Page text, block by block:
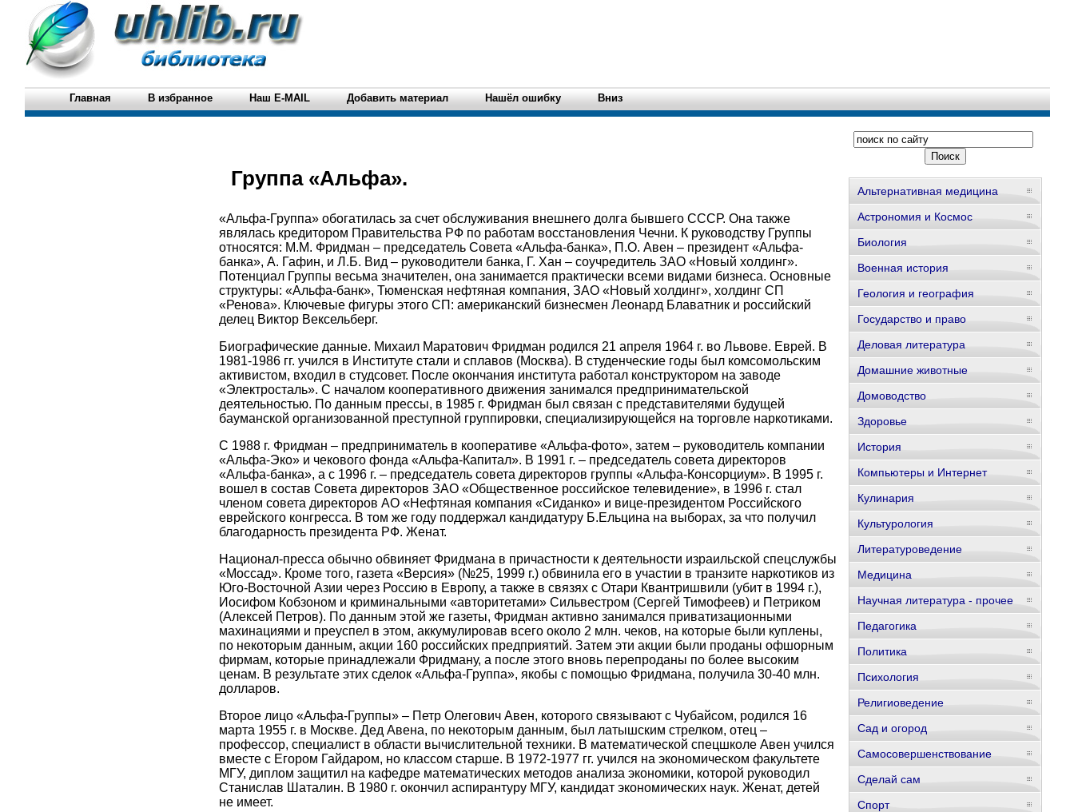
Главная В избранное Наш E-MAIL Добавить материал Нашёл ошибку Вниз
Группа «Альфа».
«Альфа-Группа» обогатилась за счет обслуживания внешнего долга бывшего СССР. Она также
являлась кредитором Правительства РФ по работам восстановления Чечни. К руководству Группы
относятся: М.М. Фридман – председатель Совета «Альфа-банка», П.О. Авен – президент «Альфа-
банка», А. Гафин, и Л.Б. Вид – руководители банка, Г. Хан – соучредитель ЗАО «Новый холдинг».
Потенциал Группы весьма значителен, она занимается практически всеми видами бизнеса. Основные
структуры: «Альфа-банк», Тюменская нефтяная компания, ЗАО «Новый холдинг», холдинг СП
«Ренова». Ключевые фигуры этого СП: американский бизнесмен Леонард Блаватник и российский
делец Виктор Вексельберг.
Биографические данные. Михаил Маратович Фридман родился 21 апреля 1964 г. во Львове. Еврей. В
1981-1986 гг. учился в Институте стали и сплавов (Москва). В студенческие годы был комсомольским
активистом, входил в студсовет. После окончания института работал конструктором на заводе
«Электросталь». С началом кооперативного движения занимался предпринимательской
деятельностью. По данным прессы, в 1985 г. Фридман был связан с представителями будущей
бауманской организованной преступной группировки, специализирующейся на торговле наркотиками.
С 1988 г. Фридман – предприниматель в кооперативе «Альфа-фото», затем – руководитель компании
«Альфа-Эко» и чекового фонда «Альфа-Капитал». В 1991 г. – председатель совета директоров
«Альфа-банка», а с 1996 г. – председатель совета директоров группы «Альфа-Консорциум». В 1995 г.
вошел в состав Совета директоров ЗАО «Общественное российское телевидение», в 1996 г. стал
членом совета директоров АО «Нефтяная компания «Сиданко» и вице-президентом Российского
еврейского конгресса. В том же году поддержал кандидатуру Б.Ельцина на выборах, за что получил
благодарность президента РФ. Женат.
Национал-пресса обычно обвиняет Фридмана в причастности к деятельности израильской спецслужбы
«Моссад». Кроме того, газета «Версия» (№25, 1999 г.) обвинила его в участии в транзите наркотиков из
Юго-Восточной Азии через Россию в Европу, а также в связях с Отари Квантришвили (убит в 1994 г.),
Иосифом Кобзоном и криминальными «авторитетами» Сильвестром (Сергей Тимофеев) и Петриком
(Алексей Петров). По данным этой же газеты, Фридман активно занимался приватизационными
махинациями и преуспел в этом, аккумулировав всего около 2 млн. чеков, на которые были куплены,
по некоторым данным, акции 160 российских предприятий. Затем эти акции были проданы офшорным
фирмам, которые принадлежали Фридману, а после этого вновь перепроданы по более высоким
ценам. В результате этих сделок «Альфа-Группа», якобы с помощью Фридмана, получила 30-40 млн.
долларов.
Второе лицо «Альфа-Группы» – Петр Олегович Авен, которого связывают с Чубайсом, родился 16
марта 1955 г. в Москве. Дед Авена, по некоторым данным, был латышским стрелком, отец –
профессор, специалист в области вычислительной техники. В математической спецшколе Авен учился
вместе с Егором Гайдаром, но классом старше. В 1972-1977 гг. учился на экономическом факультете
МГУ, диплом защитил на кафедре математических методов анализа экономики, которой руководил
Станислав Шаталин. В 1980 г. окончил аспирантуру МГУ, кандидат экономических наук. Женат, детей
не имеет.
Альтернативная медицина
Астрономия и Космос
Биология
Военная история
Геология и география
Государство и право
Деловая литература
Домашние животные
Домоводство
Здоровье
История
Компьютеры и Интернет
Кулинария
Культурология
Литературоведение
Медицина
Научная литература - прочее
Педагогика
Политика
Психология
Религиоведение
Сад и огород
Самосовершенствование
Сделай сам
Спорт